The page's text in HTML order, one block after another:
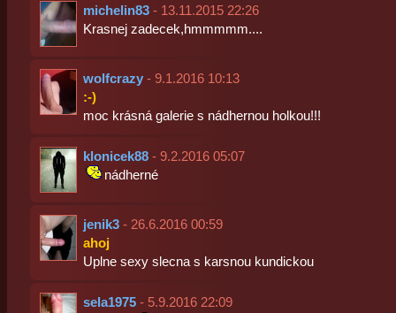
michelin83- 13.11.2015 22:26
Krasnej zadecek,hmmmmm....
wolfcrazy- 9.1.2016 10:13
:-)
moc krásná galerie s nádhernou holkou!!!
klonicek88- 9.2.2016 05:07
nádherné
jenik3- 26.6.2016 00:59
ahoj
Uplne sexy slecna s karsnou kundickou
sela1975- 5.9.2016 22:09